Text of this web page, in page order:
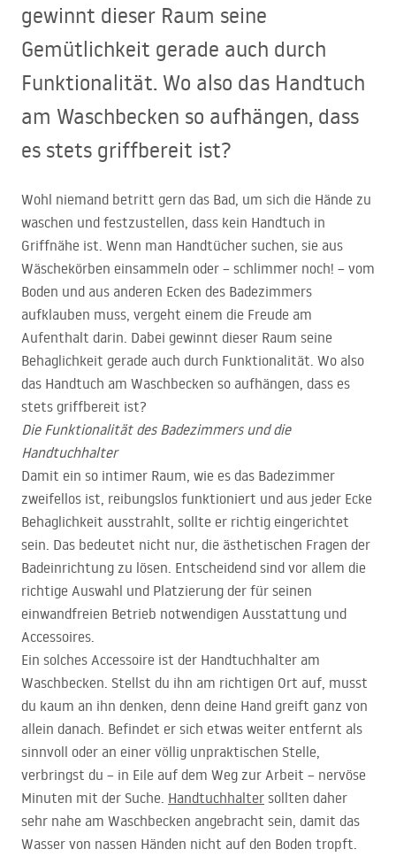
gewinnt dieser Raum seine
Gemütlichkeit gerade auch durch
Funktionalität. Wo also das Handtuch
am Waschbecken so aufhängen, dass
es stets griffbereit ist?
Wohl niemand betritt gern das Bad, um sich die Hände zu
waschen und festzustellen, dass kein Handtuch in
Griffnähe ist. Wenn man Handtücher suchen, sie aus
Wäschekörben einsammeln oder – schlimmer noch! – vom
Boden und aus anderen Ecken des Badezimmers
aufklauben muss, vergeht einem die Freude am
Aufenthalt darin. Dabei gewinnt dieser Raum seine
Behaglichkeit gerade auch durch Funktionalität. Wo also
das Handtuch am Waschbecken so aufhängen, dass es
stets griffbereit ist?
Die Funktionalität des Badezimmers und die
Handtuchhalter
Damit ein so intimer Raum, wie es das Badezimmer
zweifellos ist, reibungslos funktioniert und aus jeder Ecke
Behaglichkeit ausstrahlt, sollte er richtig eingerichtet
sein. Das bedeutet nicht nur, die ästhetischen Fragen der
Badeinrichtung zu lösen. Entscheidend sind vor allem die
richtige Auswahl und Platzierung der für seinen
einwandfreien Betrieb notwendigen Ausstattung und
Accessoires.
Ein solches Accessoire ist der Handtuchhalter am
Waschbecken. Stellst du ihn am richtigen Ort auf, musst
du kaum an ihn denken, denn deine Hand greift ganz von
allein danach. Befindet er sich etwas weiter entfernt als
sinnvoll oder an einer völlig unpraktischen Stelle,
verbringst du – in Eile auf dem Weg zur Arbeit – nervöse
Minuten mit der Suche. Handtuchhalter sollten daher
sehr nahe am Waschbecken angebracht sein, damit das
Wasser von nassen Händen nicht auf den Boden tropft.